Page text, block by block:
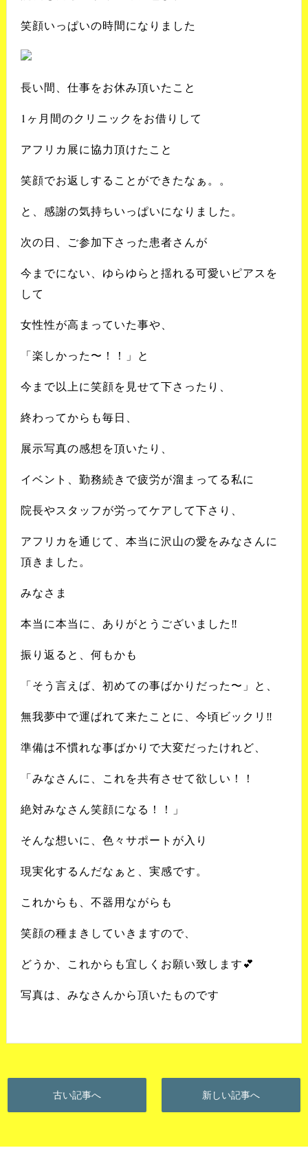
笑顔いっぱいの時間になりました
長い間、仕事をお休み頂いたこと
1ヶ月間のクリニックをお借りして
アフリカ展に協力頂けたこと
笑顔でお返しすることができたなぁ。。
と、感謝の気持ちいっぱいになりました。
次の日、ご参加下さった患者さんが
今までにない、ゆらゆらと揺れる可愛いピアスを
して
女性性が高まっていた事や、
「楽しかった〜！！」と
今まで以上に笑顔を見せて下さったり、
終わってからも毎日、
展示写真の感想を頂いたり、
イベント、勤務続きで疲労が溜まってる私に
院長やスタッフが労ってケアして下さり、
アフリカを通じて、本当に沢山の愛をみなさんに
頂きました。
みなさま
本当に本当に、ありがとうございました‼️
振り返ると、何もかも
「そう言えば、初めての事ばかりだった〜」と、
無我夢中で運ばれて来たことに、今頃ビックリ‼️
準備は不慣れな事ばかりで大変だったけれど、
「みなさんに、これを共有させて欲しい！！
絶対みなさん笑顔になる！！」
そんな想いに、色々サポートが入り
現実化するんだなぁと、実感です。
これからも、不器用ながらも
笑顔の種まきしていきますので、
どうか、これからも宜しくお願い致します💕
写真は、みなさんから頂いたものです
古い記事へ 新しい記事へ